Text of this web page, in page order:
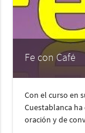
Fe con Café
Con el curso en
Cuestablanca
oración y de